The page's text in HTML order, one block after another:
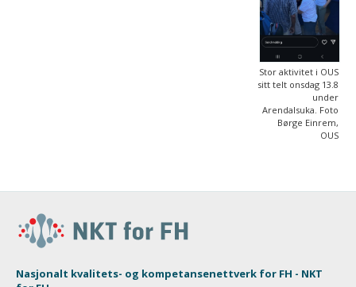
Stor aktivitet i OUS
sitt telt onsdag 13.8
under
Arendalsuka. Foto
Børge Einrem,
OUS
Nasjonalt kvalitets- og kompetansenettverk for FH - NKT